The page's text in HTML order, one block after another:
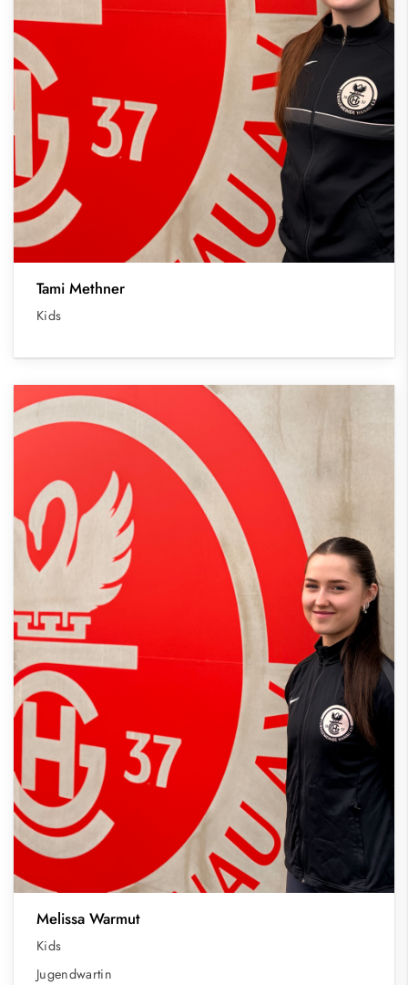
Tami Methner
Kids
Melissa Warmut
Kids
Jugendwartin